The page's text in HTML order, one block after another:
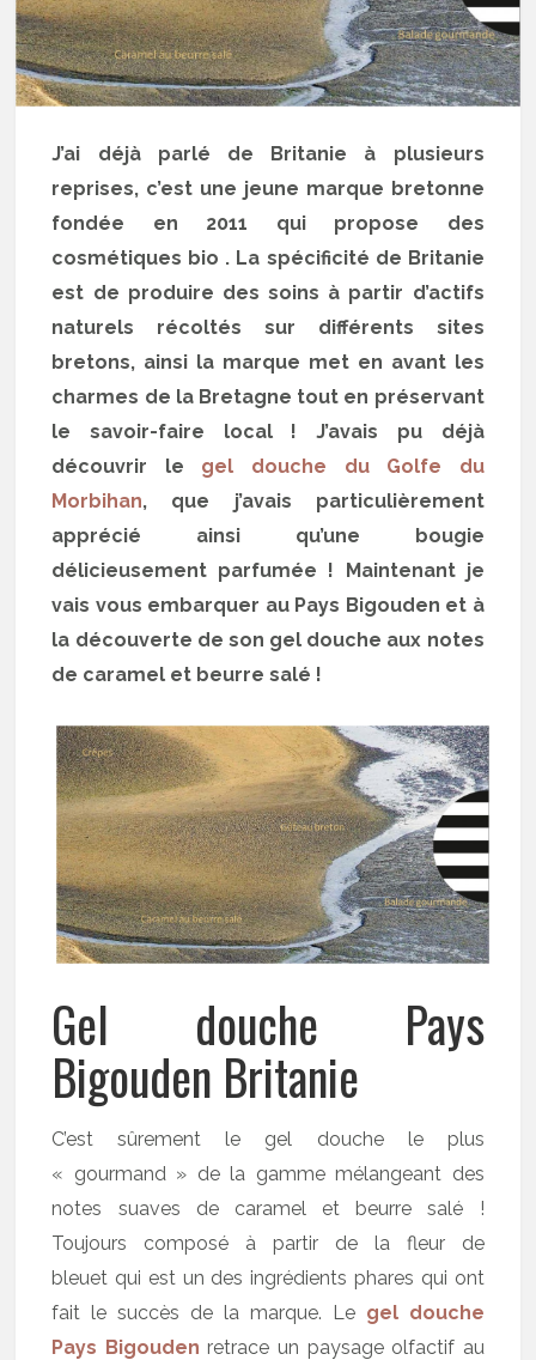
J’ai déjà parlé de Britanie à plusieurs
reprises, c’est une jeune marque bretonne
fondée en 2011 qui propose des
cosmétiques bio . La spécificité de Britanie
est de produire des soins à partir d’actifs
naturels récoltés sur différents sites
bretons, ainsi la marque met en avant les
charmes de la Bretagne tout en préservant
le savoir-faire local ! J’avais pu déjà
découvrir le gel douche du Golfe du
Morbihan, que j’avais particulièrement
apprécié ainsi qu’une bougie
délicieusement parfumée ! Maintenant je
vais vous embarquer au Pays Bigouden et à
la découverte de son gel douche aux notes
de caramel et beurre salé !
Gel douche Pays
Bigouden Britanie
C’est sûrement le gel douche le plus
« gourmand » de la gamme mélangeant des
notes suaves de caramel et beurre salé !
Toujours composé à partir de la fleur de
bleuet qui est un des ingrédients phares qui ont
fait le succès de la marque. Le gel douche
Pays Bigouden retrace un paysage olfactif au